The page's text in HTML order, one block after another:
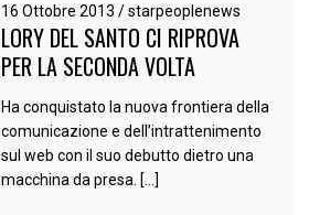
16 Ottobre 2013/ starpeoplenews
LORY DEL SANTO CI RIPROVA
PER LA SECONDA VOLTA
Ha conquistato la nuova frontiera della
comunicazione e dell’intrattenimento
sul web con il suo debutto dietro una
macchina da presa. […]